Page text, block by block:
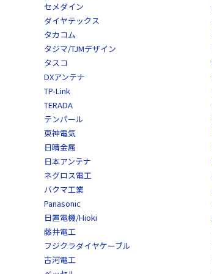
セメダイン
ダイヤテックス
タカコム
タジマ/TJMデザイン
タスコ
DXアンテナ
TP-Link
TERADA
テンパール
東神電気
日晴金属
日本アンテナ
ネグロス電工
バクマ工業
Panasonic
日置電機/Hioki
藤井電工
フジクラダイヤケーブル
古河電工